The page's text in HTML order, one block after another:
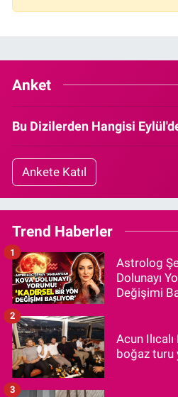
Anket
Bu Dizilerden Hangisi
Ankete Katıl
Trend Haberler
Astrolog
Dolunayı
Değişimi
1
Acun
boğaz turu
2
3